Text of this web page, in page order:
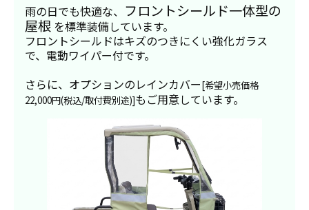
雨の日でも快適な、 フロントシールド一体型の
屋根 を標準装備しています。
フロントシールドはキズのつきにくい強化ガラス
で、電動ワイパー付です。
さらに、オプションのレインカバー[希望小売価格
22,000円(税込/取付費別途)]もご用意しています。